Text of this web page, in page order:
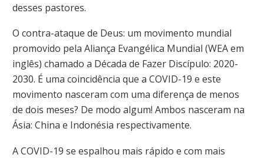
desses pastores.
O contra-ataque de Deus: um movimento mundial
promovido pela Aliança Evangélica Mundial (WEA em
inglês) chamado a Década de Fazer Discípulo: 2020-
2030. É uma coincidência que a COVID-19 e este
movimento nasceram com uma diferença de menos
de dois meses? De modo algum! Ambos nasceram na
Ásia: China e Indonésia respectivamente.
A COVID-19 se espalhou mais rápido e com mais